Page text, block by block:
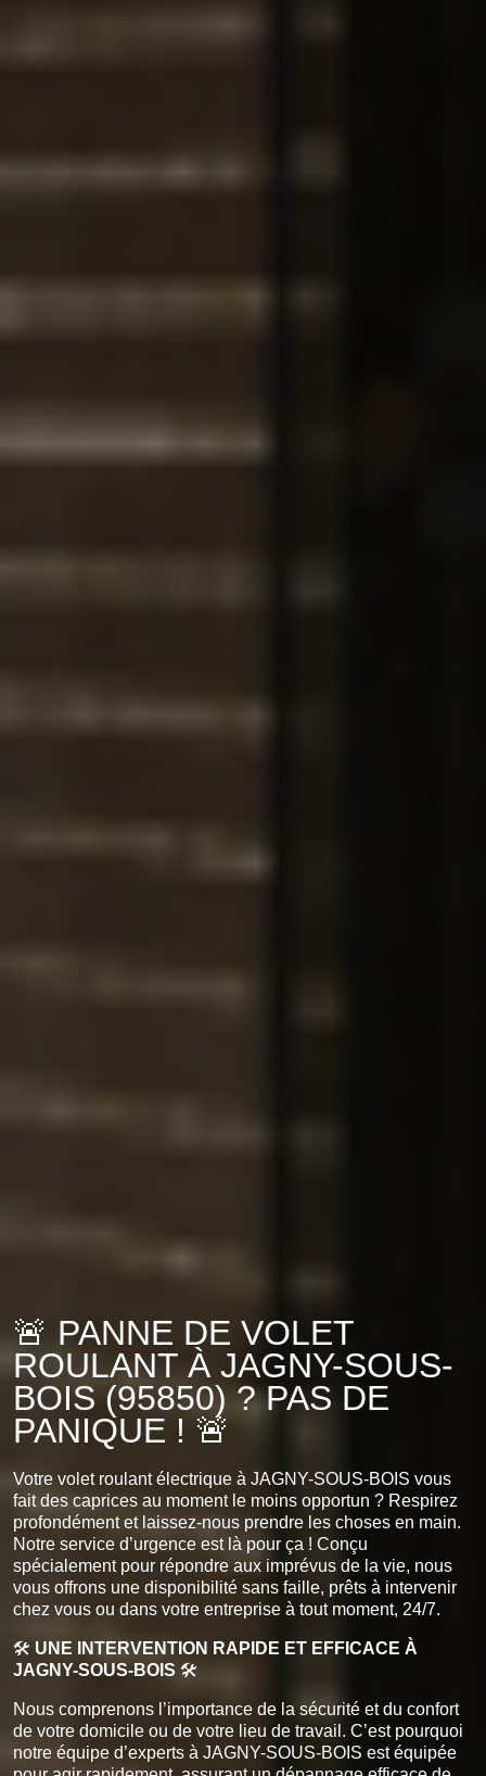
🚨 PANNE DE VOLET
ROULANT À JAGNY-SOUS-
BOIS (95850) ? PAS DE
PANIQUE ! 🚨
Votre volet roulant électrique à JAGNY-SOUS-BOIS vous
fait des caprices au moment le moins opportun ? Respirez
profondément et laissez-nous prendre les choses en main.
Notre service d’urgence est là pour ça ! Conçu
spécialement pour répondre aux imprévus de la vie, nous
vous offrons une disponibilité sans faille, prêts à intervenir
chez vous ou dans votre entreprise à tout moment, 24/7.
🛠️ UNE INTERVENTION RAPIDE ET EFFICACE À
JAGNY-SOUS-BOIS 🛠️
Nous comprenons l’importance de la sécurité et du confort
de votre domicile ou de votre lieu de travail. C’est pourquoi
notre équipe d’experts à JAGNY-SOUS-BOIS est équipée